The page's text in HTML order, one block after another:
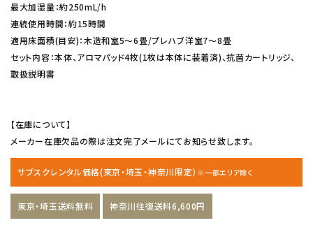
最大加湿量：約250mL/h
連続使用時間：約15時間
適用床面積(目安)：木造和室5〜6畳/プレハブ洋室7〜8畳
セット内容：本体、アロマパッド4枚(1枚は本体に装着済)、抗菌カートリッジ、
取扱説明書
【在庫について】
メーカー在庫欠品の際は注文完了メールにてお知らせ致します。
サブスクレンタル価格(東京・埼玉・神奈川限定） ※一部エリア除く
東京・埼玉送料無料 神奈川往復送料6,600円